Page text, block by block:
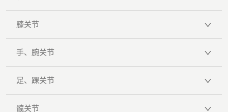
膝关节
手、腕关节
足、踝关节
髋关节